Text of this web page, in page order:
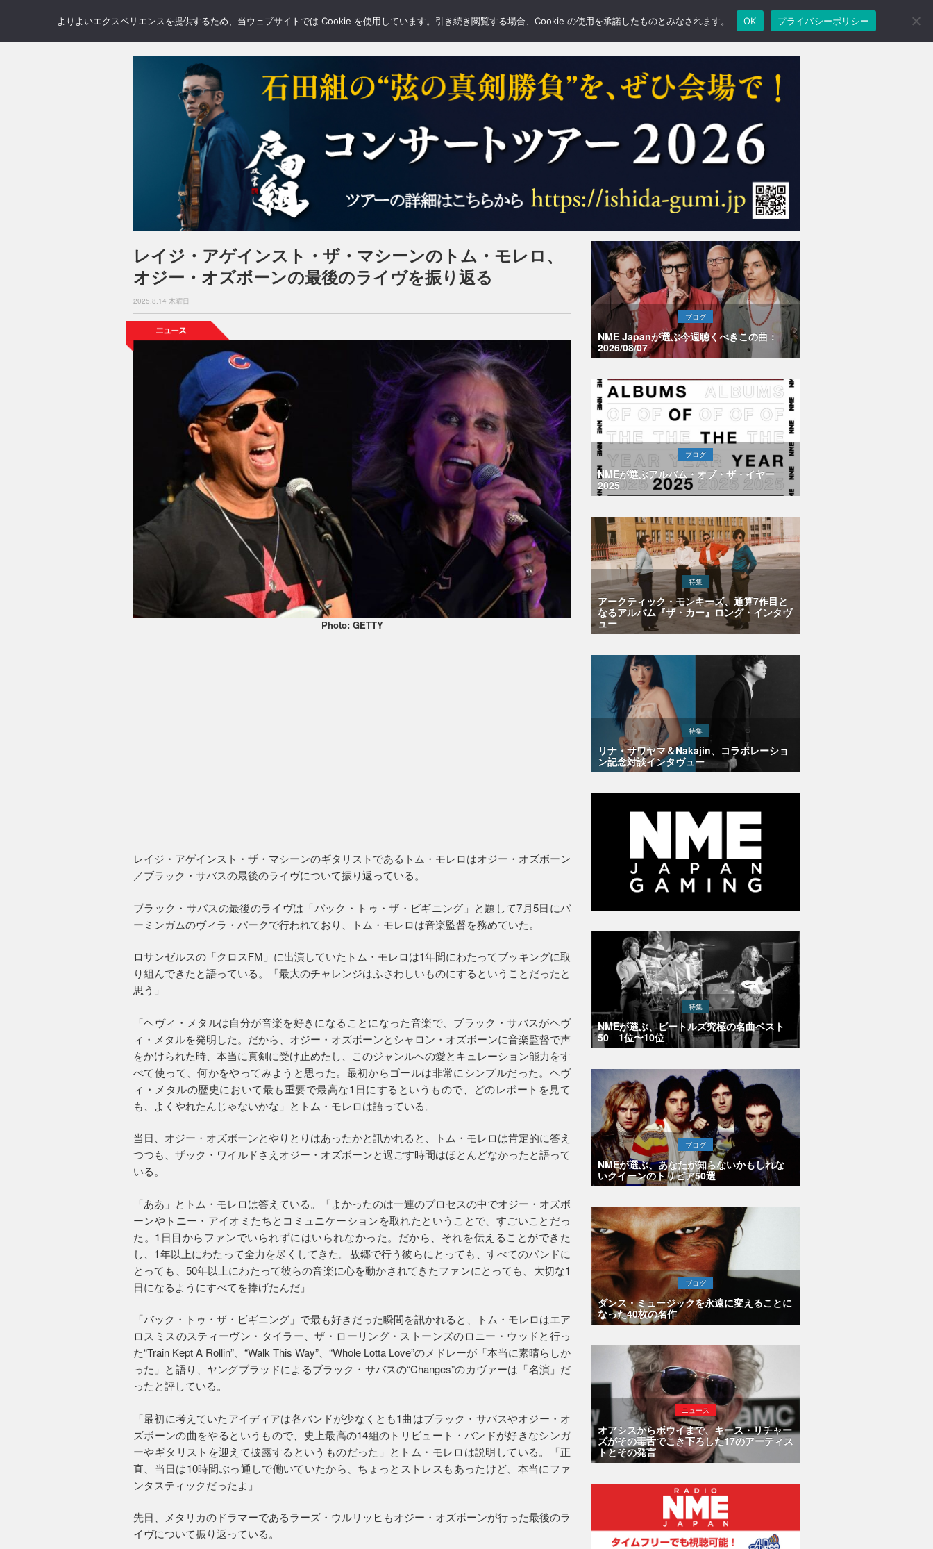
NEWS REVIEWS GALLERY BLOGS FEATURE
レイジ・アゲインスト・ザ・マシーンのトム・モレロ、
オジー・オズボーンの最後のライヴを振り返る
2025.8.14 木曜日
Photo: GETTY
レイジ・アゲインスト・ザ・マシーンのギタリストであるトム・モレロはオジー・オズボーン
／ブラック・サバスの最後のライヴについて振り返っている。
ブラック・サバスの最後のライヴは「バック・トゥ・ザ・ビギニング」と題して7月5日にバ
ーミンガムのヴィラ・パークで行われており、トム・モレロは音楽監督を務めていた。
ロサンゼルスの「クロスFM」に出演していたトム・モレロは1年間にわたってブッキングに取
り組んできたと語っている。「最大のチャレンジはふさわしいものにするということだったと
思う」
「ヘヴィ・メタルは自分が音楽を好きになることになった音楽で、ブラック・サバスがヘヴ
ィ・メタルを発明した。だから、オジー・オズボーンとシャロン・オズボーンに音楽監督で声
をかけられた時、本当に真剣に受け止めたし、このジャンルへの愛とキュレーション能力をす
べて使って、何かをやってみようと思った。最初からゴールは非常にシンプルだった。ヘヴ
ィ・メタルの歴史において最も重要で最高な1日にするというもので、どのレポートを見て
も、よくやれたんじゃないかな」とトム・モレロは語っている。
当日、オジー・オズボーンとやりとりはあったかと訊かれると、トム・モレロは肯定的に答え
つつも、ザック・ワイルドさえオジー・オズボーンと過ごす時間はほとんどなかったと語って
いる。
「ああ」とトム・モレロは答えている。「よかったのは一連のプロセスの中でオジー・オズボ
ーンやトニー・アイオミたちとコミュニケーションを取れたということで、すごいことだっ
た。1日目からファンでいられずにはいられなかった。だから、それを伝えることができた
し、1年以上にわたって全力を尽くしてきた。故郷で行う彼らにとっても、すべてのバンドに
とっても、50年以上にわたって彼らの音楽に心を動かされてきたファンにとっても、大切な1
日になるようにすべてを捧げたんだ」
「バック・トゥ・ザ・ビギニング」で最も好きだった瞬間を訊かれると、トム・モレロはエア
ロスミスのスティーヴン・タイラー、ザ・ローリング・ストーンズのロニー・ウッドと行っ
た“Train Kept A Rollin”、“Walk This Way”、“Whole Lotta Love”のメドレーが「本当に素晴らしか
った」と語り、ヤングブラッドによるブラック・サバスの“Changes”のカヴァーは「名演」だ
ったと評している。
「最初に考えていたアイディアは各バンドが少なくとも1曲はブラック・サバスやオジー・オ
ズボーンの曲をやるというもので、史上最高の14組のトリビュート・バンドが好きなシンガ
ーやギタリストを迎えて披露するというものだった」とトム・モレロは説明している。「正
直、当日は10時間ぶっ通しで働いていたから、ちょっとストレスもあったけど、本当にファ
ンタスティックだったよ」
先日、メタリカのドラマーであるラーズ・ウルリッヒもオジー・オズボーンが行った最後のラ
イヴについて振り返っている。
ブログ
NME Japanが選ぶ今週聴くべきこの曲：
2026/08/07
ブログ
NMEが選ぶアルバム・オブ・ザ・イヤー
2025
特集
アークティック・モンキーズ、通算7作目と
なるアルバム『ザ・カー』ロング・インタヴ
ュー
特集
リナ・サワヤマ＆Nakajin、コラボレーショ
ン記念対談インタヴュー
特集
NMEが選ぶ、ビートルズ究極の名曲ベスト
50 1位〜10位
ブログ
NMEが選ぶ、あなたが知らないかもしれな
いクイーンのトリビア50選
ブログ
ダンス・ミュージックを永遠に変えることに
なった40枚の名作
ニュース
オアシスからボウイまで、キース・リチャー
ズがその毒舌でこき下ろした17のアーティス
トとその発言
よりよいエクスペリエンスを提供するため、当ウェブサイトでは Cookie を使用しています。引き続き閲覧する場合、Cookie の使用を承諾したものとみなされます。 OK プライバシーポリシー